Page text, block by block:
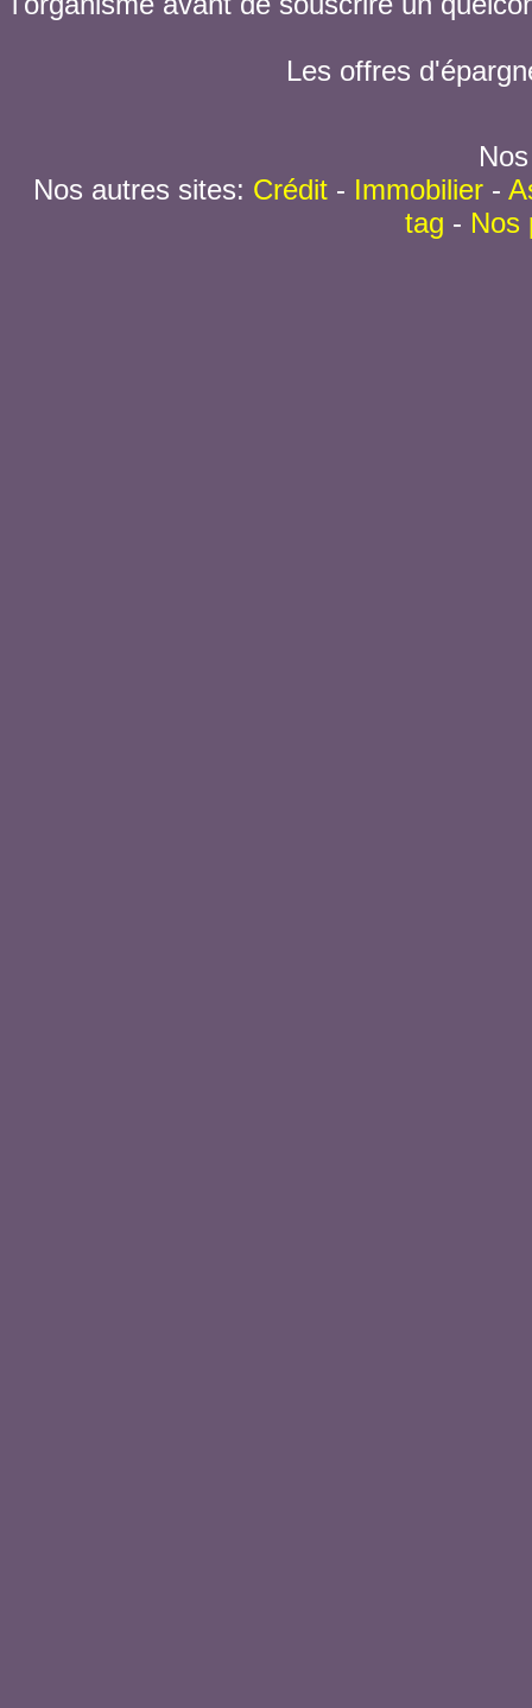
Les offres
Nos autres sites: Crédit- Immobilier-
tag - Nos